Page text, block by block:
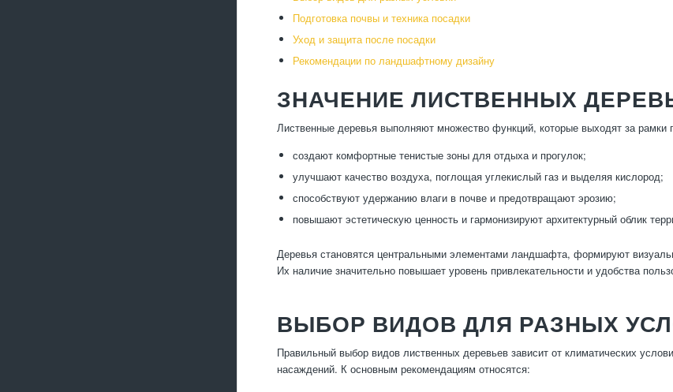
Подготовка почвы и техника посадки
Уход и защита после посадки
Рекомендации по ландшафтному дизайну
ЗНАЧЕНИЕ ЛИСТВЕННЫХ
Лиственные деревья выполняют множество функций, которые выходят за рамки
создают комфортные тенистые зоны для отдыха и прогулок;
улучшают качество воздуха, поглощая углекислый газ и выделяя кислород;
способствуют удержанию влаги в почве и предотвращают эрозию;
повышают эстетическую ценность и гармонизируют архитектурный облик
Деревья становятся центральными элементами ландшафта, формируют
Их наличие значительно повышает уровень привлекательности и удобства
ВЫБОР ВИДОВ ДЛЯ РАЗНЫХ
Правильный выбор видов лиственных деревьев зависит от климатических
насаждений. К основным рекомендациям относятся: